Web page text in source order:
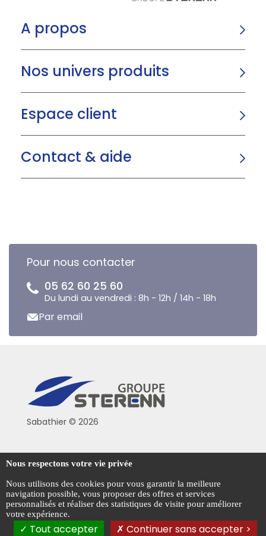
A propos
Nos univers produits
Espace client
Contact & aide
Pour nous contacter
05 62 60 25 60
Du lundi au vendredi : 8h - 12h / 14h - 18h
Par email
Sabathier © 2026
Politique de confidentialité
Conditions générales de vente
Mentions légales
Gestion des cookies
Nous respectons votre vie privée
Nous utilisons des cookies pour vous garantir la meilleure
navigation possible, vous proposer des offres et services
personnalisés et réaliser des statistiques de visite pour améliorer
votre expérience.
Tout accepter Continuer sans accepter >